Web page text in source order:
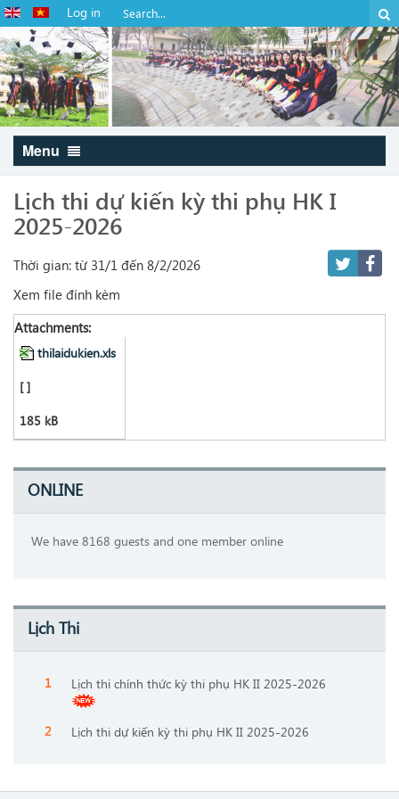
Log in
Menu
Lịch thi dự kiến kỳ thi phụ HK I
2025-2026
Thời gian: từ 31/1 đến 8/2/2026
Xem file đính kèm
Attachments:
thilaidukien.xls
[ ]
185 kB
ONLINE
We have 8168 guests and one member online
Lịch Thi
Lịch thi chính thức kỳ thi phụ HK II 2025-2026
Lịch thi dự kiến kỳ thi phụ HK II 2025-2026